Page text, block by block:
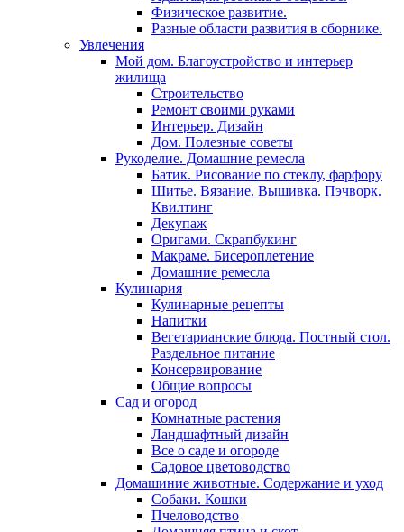
Физическое развитие.
Разные области развития в сборнике.
Увлечения
Мой дом. Благоустройство и интерьер
жилища
Строительство
Ремонт своими руками
Интерьер. Дизайн
Дом. Полезные советы
Рукоделие. Домашние ремесла
Батик. Рисование по стеклу, фарфору
Шитье. Вязание. Вышивка. Пэчворк.
Квилтинг
Декупаж
Оригами. Скрапбукинг
Макраме. Бисероплетение
Домашние ремесла
Кулинария
Кулинарные рецепты
Напитки
Вегетарианские блюда. Постный стол.
Раздельное питание
Консервирование
Общие вопросы
Сад и огород
Комнатные растения
Ландшафтный дизайн
Все о саде и огороде
Садовое цветоводство
Домашиние животные. Содержание и уход
Собаки. Кошки
Пчеловодство